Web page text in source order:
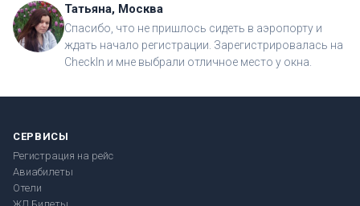
Татьяна, Москва
Спасибо, что не пришлось сидеть в аэропорту и
ждать начало регистрации. Зарегистрировалась на
CheckIn и мне выбрали отличное место у окна.
СЕРВИСЫ
Регистрация на рейс
Авиабилеты
Отели